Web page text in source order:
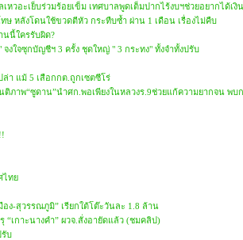
วอะเย็บร่วมร้อยเข็ม เทศบาลพูดเต็มปากไร้งบฯช่วยอยากได้เงิ
ษ หลังโดนใช้ขวดตีหัว กระทืบซ้ำ ผ่าน 1 เดือน เรื่องไม่คืบ
นนี้ใครรับผิด?
ใจซุกบัญชีฯ 3 ครั้ง ชุดใหญ่ " 3 กระทง" ทั้งจำทั้งปรับ
า แม้ 5 เสือกกต.ถูกเซตซีโร่
ภาพ“ซูดาน”นำศก.พอเพียงในหลวงร.9ช่วยแก้ความยากจน พบ
ไทย
-สุวรรณภูมิ” เรียกใต้โต๊ะวันละ 1.8 ล้าน
เกาะนางคำ” ผวจ.สั่งอายัดแล้ว (ชมคลิป)
รับ